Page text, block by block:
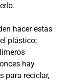
hacer estas
plástico;
hay
para reciclar,